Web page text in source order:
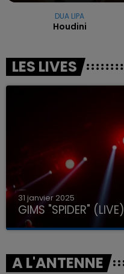
DUA LIPA
Houdini
LES LIVES
31 janvier 2025
GIMS "SPIDER" (LIVE)
A L'ANTENNE